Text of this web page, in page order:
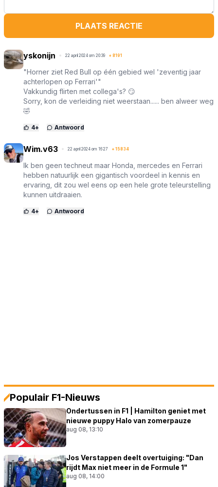
PLAATS REACTIE
yskonijn 22 april 2024 om 20:39 + 8191
"Horner ziet Red Bull op één gebied wel 'zeventig jaar
achterlopen op Ferrari'"
Vakkundig flirten met collega's? 😏
Sorry, kon de verleiding niet weerstaan...... ben alweer weg
🤣
4+ Antwoord
Wim.v63 22 april 2024 om 16:27 + 15834
Ik ben geen techneut maar Honda, mercedes en Ferrari
hebben natuurlijk een gigantisch voordeel in kennis en
ervaring, dit zou wel eens op een hele grote teleurstelling
kunnen uitdraaien.
4+ Antwoord
Populair F1-Nieuws
Ondertussen in F1 | Hamilton geniet met
nieuwe puppy Halo van zomerpauze
aug 08, 13:10
Jos Verstappen deelt overtuiging: "Dan
rijdt Max niet meer in de Formule 1"
aug 08, 14:00